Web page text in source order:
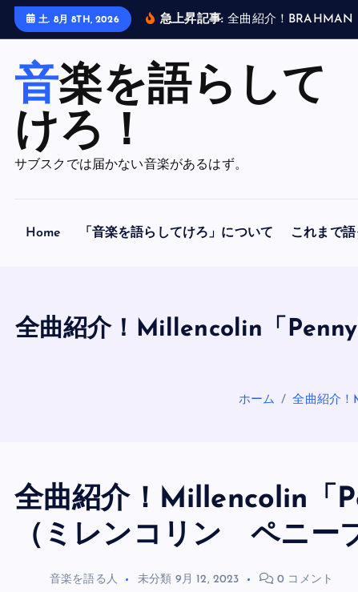
土. 8月 8TH, 2026 急上昇記事: 全曲 紹介 ！ B RA H MA N
音楽を語らして
けろ！
サブスクでは届かない音楽があるはず。
Home 「音楽を語らしてけろ」について これまで
全曲紹介！Millencolin「
ホーム 全曲紹介！
全曲紹介！Millencolin「
（ミレンコリン ペニー
音楽を語る人 未分類 9月 12, 2023 0 コメント